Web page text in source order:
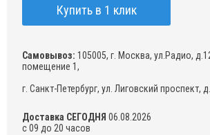
Купить в 1 клик
Самовывоз: 105005, г. Москва, ул.Радио,
помещение 1,
г. Санкт-Петербург, ул. Лиговский проспект,
Доставка СЕГОДНЯ 06.08.2026
с 09 до 20 часов